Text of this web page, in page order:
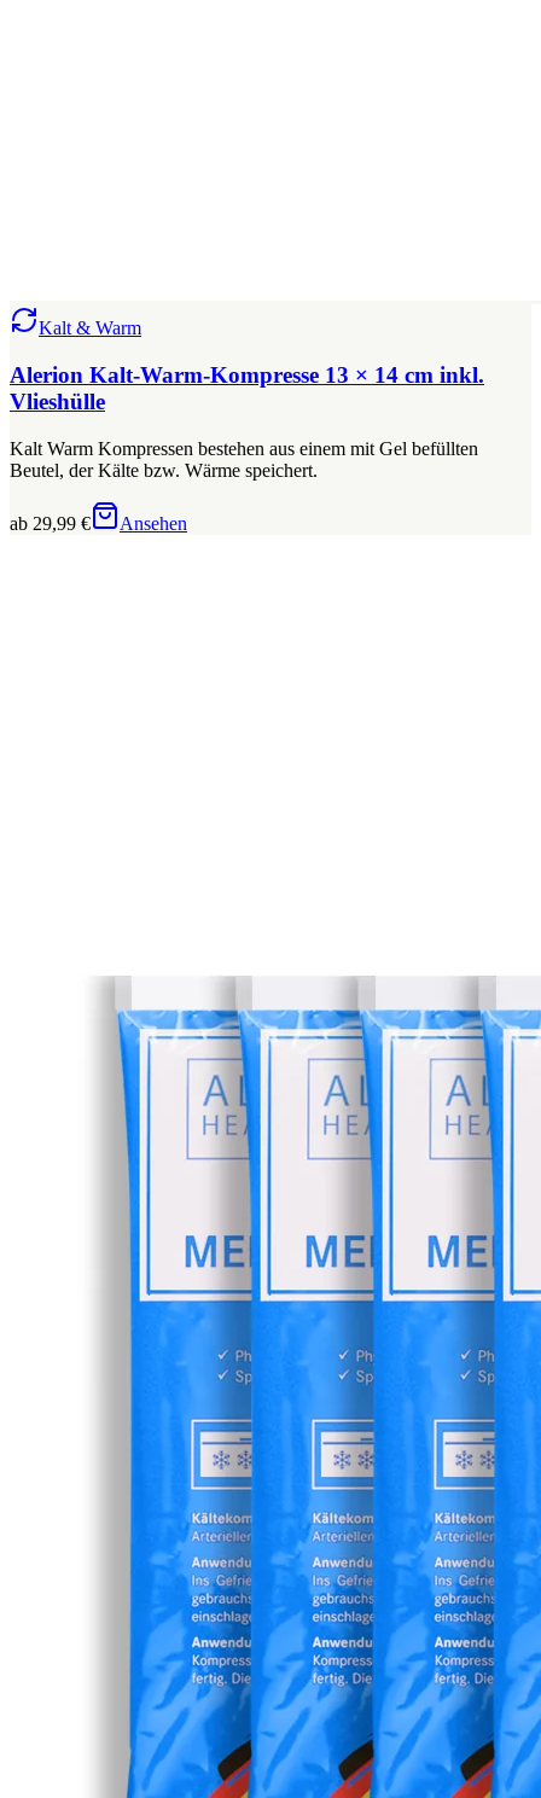
Kalt & Warm
Alerion Kalt-Warm-Kompresse 13 × 14 cm inkl.
Vlieshülle
Kalt Warm Kompressen bestehen aus einem mit Gel befüllten
Beutel, der Kälte bzw. Wärme speichert.
ab 29,99 € Ansehen